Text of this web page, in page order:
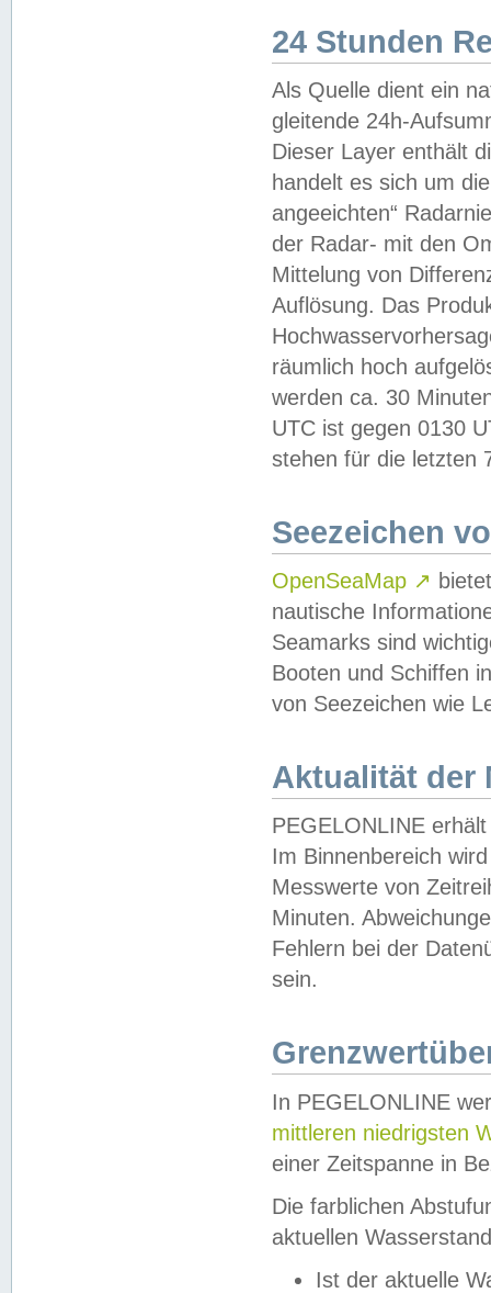
24 Stunden
Als Quelle dient ein
gleitende 24h-
Dieser Layer enthält
handelt es sich um
angeeichten“
der Radar- mit den
Mittelung von
Auflösung. Das
räumlich hoch
werden ca. 30
UTC ist gegen 0130
stehen für die letzten
Seezeichen
OpenSeaMap ↗
nautische
Seamarks sind
Booten und Schiffen
von Seezeichen wie
Aktualität der
PEGELONLINE
Im Binnenbereich
Messwerte von
Minuten.
Fehlern bei der
sein.
In PEGELONLINE
mittleren niedrigsten
einer Zeitspanne in
Die farblichen
aktuellen
Ist der aktuelle